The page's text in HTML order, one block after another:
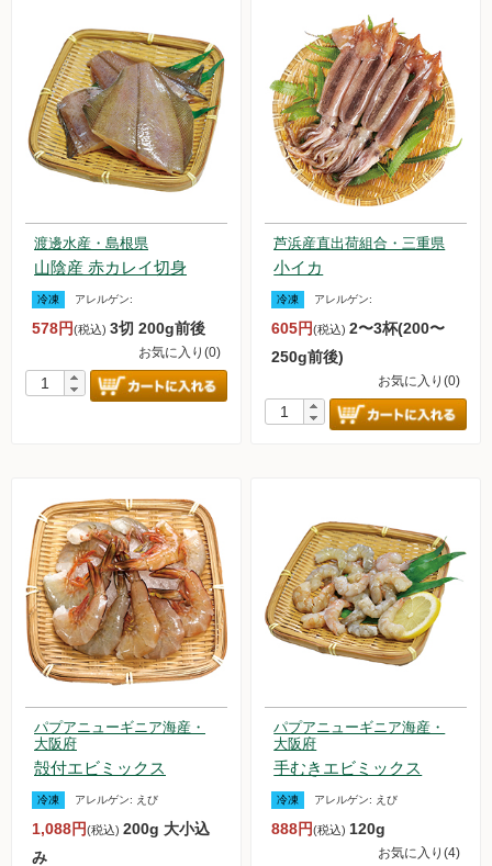
渡邊水産・島根県
山陰産 赤カレイ切身
冷凍 アレルゲン:
578円(税込) 3切 200g前後
お気に入り(0)
芦浜産直出荷組合・三重県
小イカ
冷凍 アレルゲン:
605円(税込)2〜3杯(200〜
250g前後)
お気に入り(0)
パプアニューギニア海産・
大阪府
殻付エビミックス
冷凍 アレルゲン: えび
1,088円(税込) 200g 大小込
み
パプアニューギニア海産・
大阪府
手むきエビミックス
冷凍 アレルゲン: えび
888円(税込) 120g
お気に入り(4)